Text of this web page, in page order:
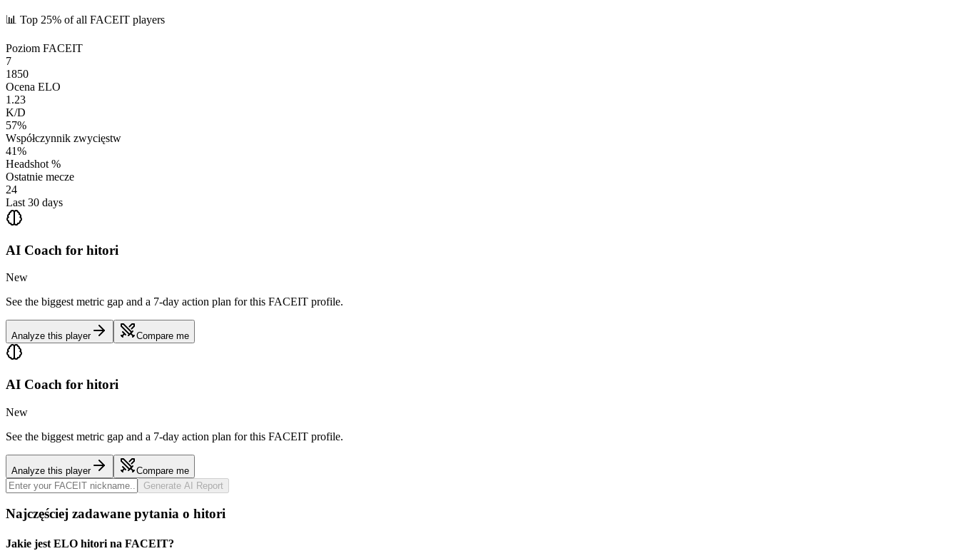
📊 Top 25% of all FACEIT players
Poziom FACEIT
7
1850
Ocena ELO
1.23
K/D
57%
Współczynnik zwycięstw
41%
Headshot %
Ostatnie mecze
24
Last 30 days
AI Coach for hitori
New
See the biggest metric gap and a 7-day action plan for this FACEIT profile.
Analyze this player Compare me
AI Coach for hitori
New
See the biggest metric gap and a 7-day action plan for this FACEIT profile.
Analyze this player
Compare me
Generate AI Report
Najczęściej zadawane pytania o hitori
Jakie jest ELO hitori na FACEIT?